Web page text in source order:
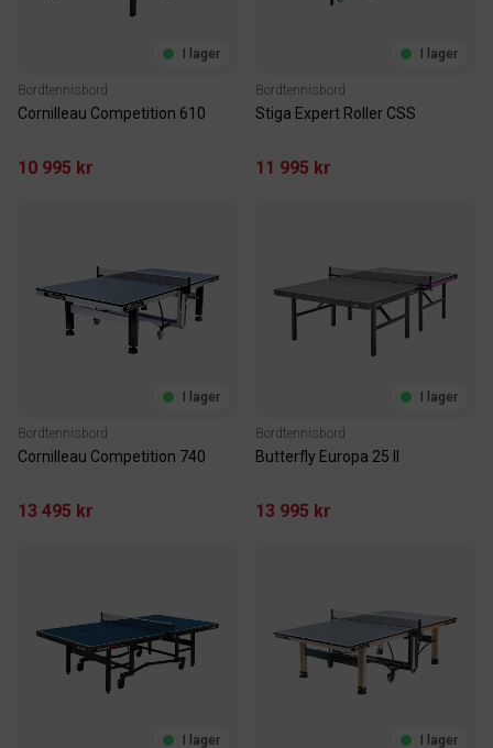
I lager
Bordtennisbord
Cornilleau Competition 610
10 995 kr
I lager
Bordtennisbord
Stiga Expert Roller CSS
11 995 kr
I lager
Bordtennisbord
Cornilleau Competition 740
13 495 kr
I lager
Bordtennisbord
Butterfly Europa 25 II
13 995 kr
I lager I lager